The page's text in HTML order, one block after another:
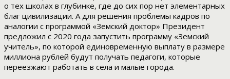
о тех школах в глубинке, где до сих пор нет элементарных
благ цивилизации. А для решения проблемы кадров по
аналогии с программой «Земский доктор» Президент
предложил с 2020 года запустить программу «Земский
учитель», по которой единовременную выплату в размере
миллиона рублей будут получать педагоги, которые
переезжают работать в села и малые города.